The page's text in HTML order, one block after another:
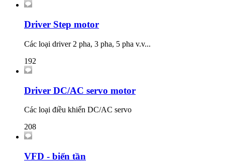
Driver Step motor
Các loại driver 2 pha, 3 pha, 5 pha v.v...
192
Driver DC/AC servo motor
Các loại điều khiển DC/AC servo
208
VFD - biến tần